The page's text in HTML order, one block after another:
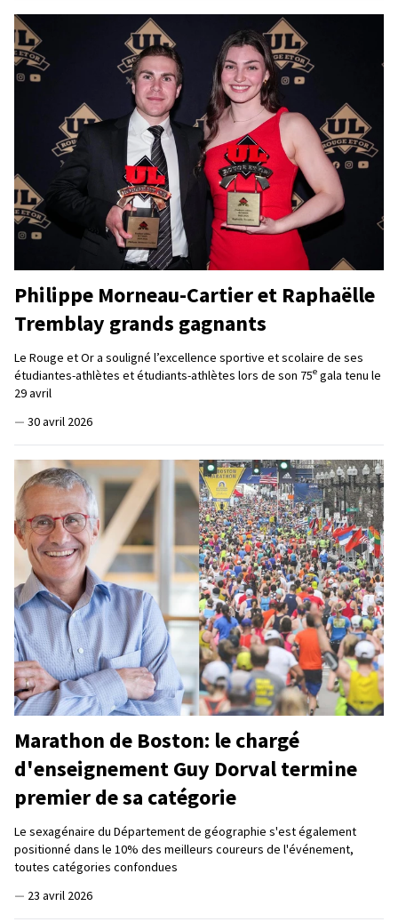
Philippe Morneau-Cartier et Raphaëlle
Tremblay grands gagnants
Le Rouge et Or a souligné l’excellence sportive et scolaire de ses
étudiantes-athlètes et étudiants-athlètes lors de son 75e gala tenu le
29 avril
— 30 avril 2026
Marathon de Boston: le chargé
d'enseignement Guy Dorval termine
premier de sa catégorie
Le sexagénaire du Département de géographie s'est également
positionné dans le 10% des meilleurs coureurs de l'événement,
toutes catégories confondues
— 23 avril 2026